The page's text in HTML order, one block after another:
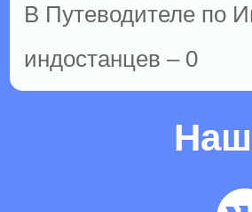
В Путеводителе по
индостанцев – 0